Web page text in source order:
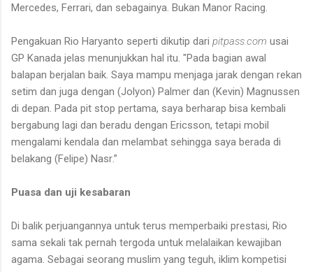
Mercedes, Ferrari, dan sebagainya. Bukan Manor Racing.
Pengakuan Rio Haryanto seperti dikutip dari pitpass.com usai
GP Kanada jelas menunjukkan hal itu. "Pada bagian awal
balapan berjalan baik . Saya mampu menjaga jarak dengan rekan
setim dan juga dengan (Jolyon) Palmer dan (Kevin) Magnussen
di depan. Pada pit stop pertama, saya berharap bisa kembali
bergabung lagi dan beradu dengan Ericsson, tetapi mobil
mengalami kendala dan melambat sehingga saya berada di
belakang (Felipe) Nasr.”
Puasa dan uji kesabaran
Di balik perjuangannya untuk terus memperbaiki prestasi, Rio
sama sekali tak pernah tergoda untuk melalaikan kewajiban
agama. Sebagai seorang muslim yang teguh, iklim kompetisi